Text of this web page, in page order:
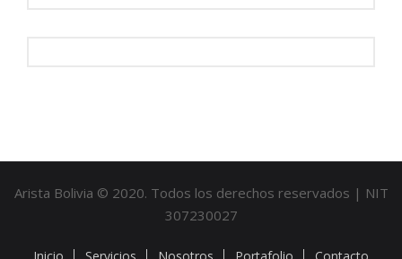
Arista Bolivia © 2020. Todos los derechos reservados | NIT
307230027